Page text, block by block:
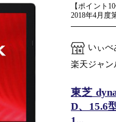
【ポイント
2018年4月度
いぃ
楽天ジャン
東芝
D、15.6